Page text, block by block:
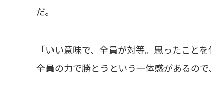
だ。
「いい意味で、全員が対等。思ったこと
全員の力で勝とうという一体感があるの